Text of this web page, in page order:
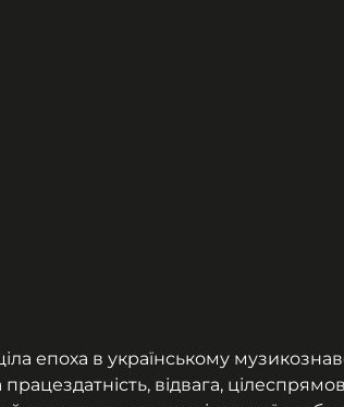
епоха в українському
відвага,